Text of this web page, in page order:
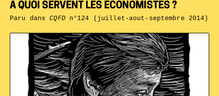
A QUOI SERVENT LES ÉCONOMISTES ?
Paru dansCQFDn°124 (juillet-aout-septembre 2014)